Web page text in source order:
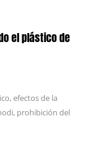
el plástico de
,efectos de la
, prohibición del